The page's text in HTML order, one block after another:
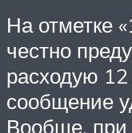
На отметке
честно
расходую
сообщение
Вообще, при